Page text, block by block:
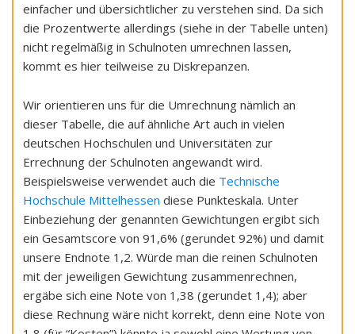
einfacher und übersichtlicher zu verstehen sind. Da sich
die Prozentwerte allerdings (siehe in der Tabelle unten)
nicht regelmäßig in Schulnoten umrechnen lassen,
kommt es hier teilweise zu Diskrepanzen.
Wir orientieren uns für die Umrechnung nämlich an
dieser Tabelle, die auf ähnliche Art auch in vielen
deutschen Hochschulen und Universitäten zur
Errechnung der Schulnoten angewandt wird.
Beispielsweise verwendet auch die Technische
Hochschule Mittelhessen diese Punkteskala. Unter
Einbeziehung der genannten Gewichtungen ergibt sich
ein Gesamtscore von 91,6% (gerundet 92%) und damit
unsere Endnote 1,2. Würde man die reinen Schulnoten
mit der jeweiligen Gewichtung zusammenrechnen,
ergäbe sich eine Note von 1,38 (gerundet 1,4); aber
diese Rechnung wäre nicht korrekt, denn eine Note von